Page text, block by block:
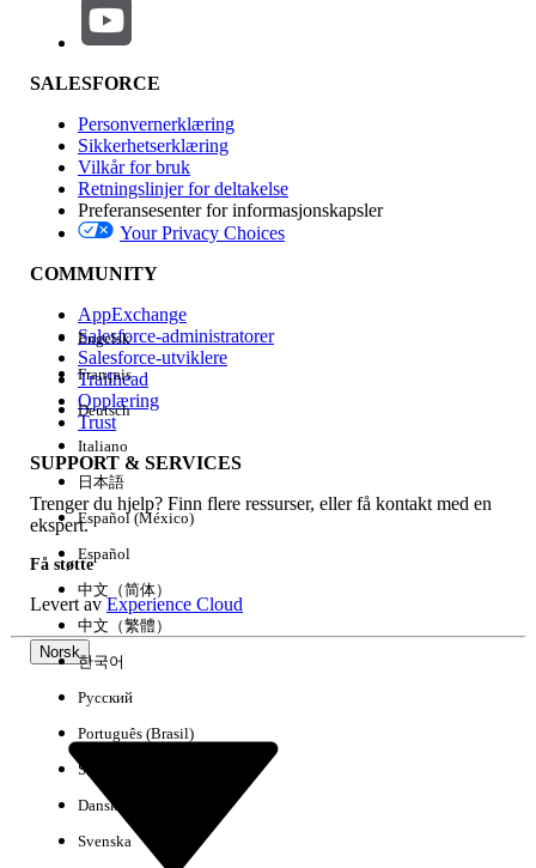
Funksjonsinnvirkning
Utgave
Erfaring
Fjern alle Utført
SALESFORCE
Personvernerklæring
Sikkerhetserklæring
Vilkår for bruk
Retningslinjer for deltakelse
Preferansesenter for informasjonskapsler
Your Privacy Choices
COMMUNITY
AppExchange
Salesforce-administratorer
Salesforce-utviklere
Trailhead
Opplæring
Trust
SUPPORT & SERVICES
Trenger du hjelp? Finn flere ressurser, eller få kontakt med en
ekspert.
Få støtte
Levert avExperience Cloud
Norsk
Engelsk
Français
Deutsch
Italiano
日本語
Español (México)
Español
中文（简体）
中文（繁體）
한국어
Русский
Português (Brasil)
Suomi
Dansk
Svenska